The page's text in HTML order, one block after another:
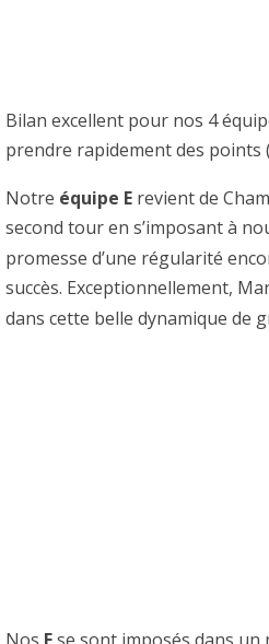
Bilan excellent pour nos 4
prendre rapidement des points
Notre équipe E revient de
second tour en s’imposant à
promesse d’une régularité
succès. Exceptionnellement,
dans cette belle dynamique de